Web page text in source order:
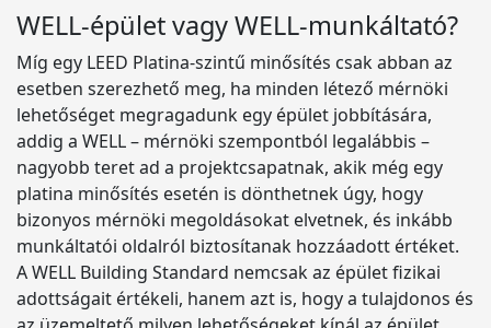
WELL-épület vagy WELL-munkáltató?
Míg egy LEED Platina-szintű minősítés csak abban az
esetben szerezhető meg, ha minden létező mérnöki
lehetőséget megragadunk egy épület jobbítására,
addig a WELL – mérnöki szempontból legalábbis –
nagyobb teret ad a projektcsapatnak, akik még egy
platina minősítés esetén is dönthetnek úgy, hogy
bizonyos mérnöki megoldásokat elvetnek, és inkább
munkáltatói oldalról biztosítanak hozzáadott értéket.
A WELL Building Standard nemcsak az épület fizikai
adottságait értékeli, hanem azt is, hogy a tulajdonos és